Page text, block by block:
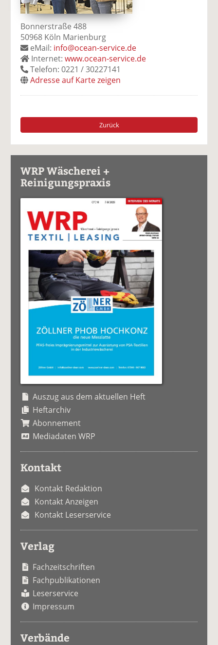
Bonnerstraße 488
50968 Köln Marienburg
eMail: info@ocean-service.de
Internet:www.ocean-service.de
Telefon: 0221 / 30227141
Adresse auf Karte zeigen
Zurück
WRP Wäscherei +
Reinigungspraxis
Auszug aus dem aktuellen Heft
Heftarchiv
Abonnement
Mediadaten WRP
Kontakt
Kontakt Redaktion
Kontakt Anzeigen
Kontakt Leserservice
Verlag
Fachzeitschriften
Fachpublikationen
Leserservice
Impressum
Verbände